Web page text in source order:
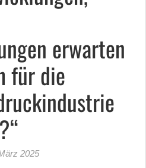
erwarten
für die
2025